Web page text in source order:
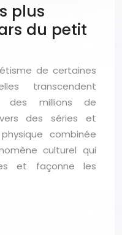
plus
du petit
de certaines
transcendent
des millions de
des séries et
combinée
culturel qui
et façonne les